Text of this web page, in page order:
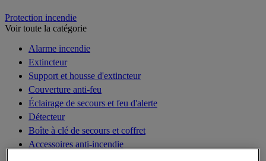
Protection incendie
Voir toute la catégorie
Alarme incendie
Extincteur
Support et housse d'extincteur
Couverture anti-feu
Éclairage de secours et feu d'alerte
Détecteur
Boîte à clé de secours et coffret
Accessoires anti-incendie